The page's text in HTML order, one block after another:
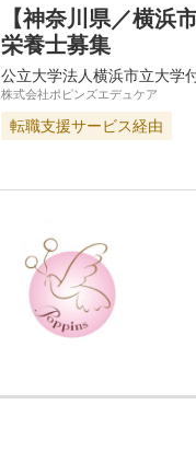
【神奈川県／横浜
栄養士募集
公立大学法人横浜市立大
株式会社ポピンズエデュケア
転職支援サービス経由